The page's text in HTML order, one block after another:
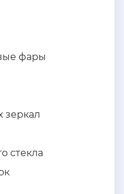
фары
зеркал
стекла